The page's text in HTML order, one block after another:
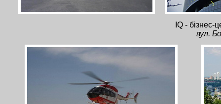
IQ - бізнес-
вул.